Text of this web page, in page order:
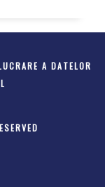
A DATELOR